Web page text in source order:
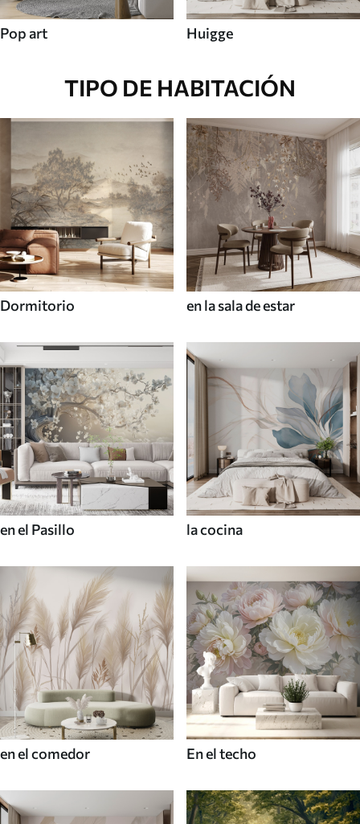
Pop art Huigge
TIPO DE HABITACIÓN
Dormitorio en la sala de estar
en el Pasillo la cocina
en el comedor En el techo